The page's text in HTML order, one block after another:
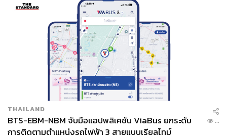
THAILAND
BTS-EBM-NBM จับมือแอปพลิเคชัน ViaBus ยกระดับ
การติดตามตำแหน่งรถไฟฟ้า 3 สายแบบเรียลไทม์
...